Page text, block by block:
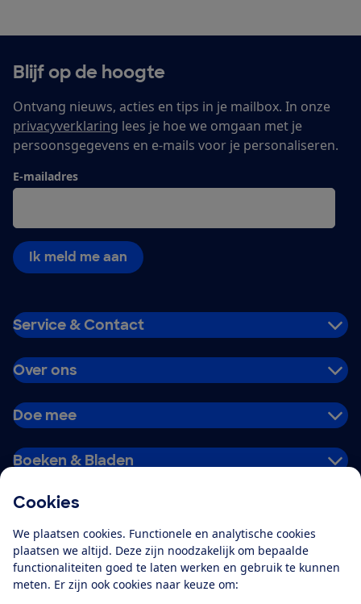
Cookies
We plaatsen cookies. Functionele en analytische cookies
plaatsen we altijd. Deze zijn noodzakelijk om bepaalde
functionaliteiten goed te laten werken en gebruik te kunnen
meten. Er zijn ook cookies naar keuze om:
Blijf op de hoogte
Ontvang nieuws, acties en tips in je mailbox. In onze
privacyverklaring lees je hoe we omgaan met je
persoonsgegevens en e-mails voor je personaliseren.
E-mailadres
Ik meld me aan
Service & Contact
Over ons
Doe mee
Boeken & Bladen
Alles over de